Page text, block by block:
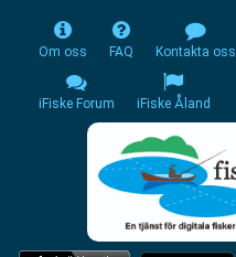
Om oss FAQ Kontakta oss
iFiske Forum iFiske Åland